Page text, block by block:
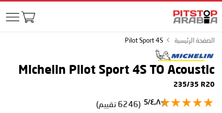
الصفحة الرئيسية Pilot Sport 4S
Michelin Pilot Sport 4S TO Acoustic
235/35 R20
٤٫٨/5 (6246 تقييم)